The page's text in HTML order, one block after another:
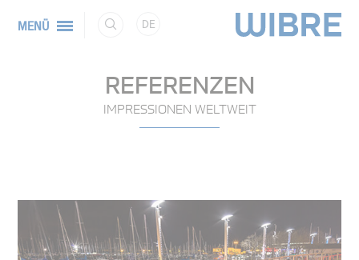
MENÜ DE
REFERENZEN
IMPRESSIONEN WELTWEIT